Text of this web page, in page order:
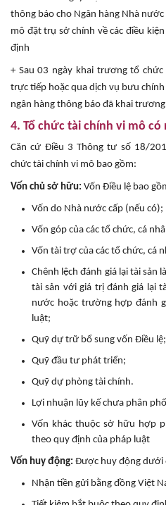
thông báo cho Ngân hàng Nhà
mô đặt trụ sở chính về các điều
định
+ Sau 03 ngày khai trương tổ
trực tiếp hoặc qua dịch vụ bưu
ngân hàng thông báo đã khai
4. Tổ chức tài chính vi mô
Căn cứ Điều 3 Thông tư số 18/
chức tài chính vi mô bao gồm:
Vốn chủ sở hữu: Vốn Điều lệ bao
Vốn do Nhà nước cấp (nếu có);
Vốn góp của các tổ chức, cá
Vốn tài trợ của các tổ chức, cá
Chênh lệch đánh giá lại tài sản
tài sản với giá trị đánh giá lại
nước hoặc trường hợp đánh
luật;
Quỹ dự trữ bổ sung vốn Điều lệ;
Quỹ đầu tư phát triển;
Quỹ dự phòng tài chính.
Lợi nhuận lũy kế chưa phân
Vốn khác thuộc sở hữu hợp
theo quy định của pháp luật
Vốn huy động: Được huy động dưới
Nhận tiền gửi bằng đồng Việt